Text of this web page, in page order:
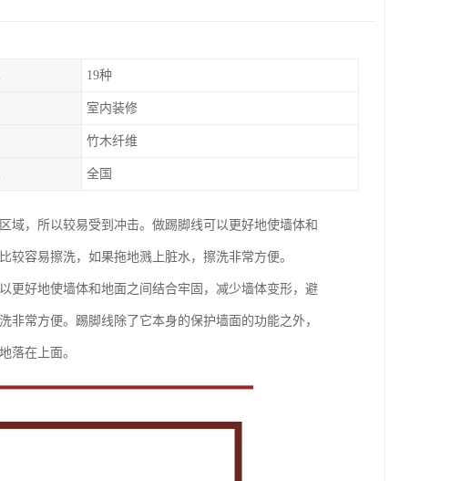
19种
室内装修
竹木纤维
全国
域，所以较易受到冲击。做踢脚线可以更好地使墙体和
容易擦洗，如果拖地溅上脏水，擦洗非常方便。
更好地使墙体和地面之间结合牢固，减少墙体变形，避
常方便。踢脚线除了它本身的保护墙面的功能之外，
落在上面。